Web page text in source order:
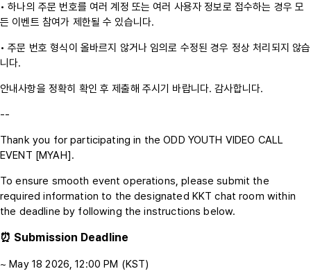
• 하나의 주문 번호를 여러 계정 또는 여러 사용자 정보로 접수하는 경우 모
든 이벤트 참여가 제한될 수 있습니다.
• 주문 번호 형식이 올바르지 않거나 임의로 수정된 경우 정상 처리되지 않습
니다.
안내사항을 정확히 확인 후 제출해 주시기 바랍니다. 감사합니다.
--
Thank you for participating in the ODD YOUTH VIDEO CALL
EVENT [MYAH].
To ensure smooth event operations, please submit the
required information to the designated KKT chat room within
the deadline by following the instructions below.
⏰ Submission Deadline
~ May 18 2026, 12:00 PM (KST)